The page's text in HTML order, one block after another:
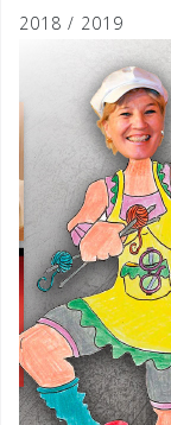
2018 / 2019